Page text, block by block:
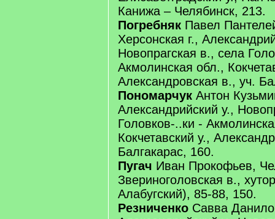
Канижа – Челябинск, 213.
Погребняк Павел
Херсонская г.,
Новопрагская в., села
Акмолинская обл.,
Александровская в., уч.
Пономарчук Антон
Александрийский у.,
Головков-..ки -
Кокчетавский у.,
Балгакарас, 160.
Пугач Иван Прокофьев,
Звериноголовская в.,
Алабугский), 85-88, 150.
Резниченко Савва